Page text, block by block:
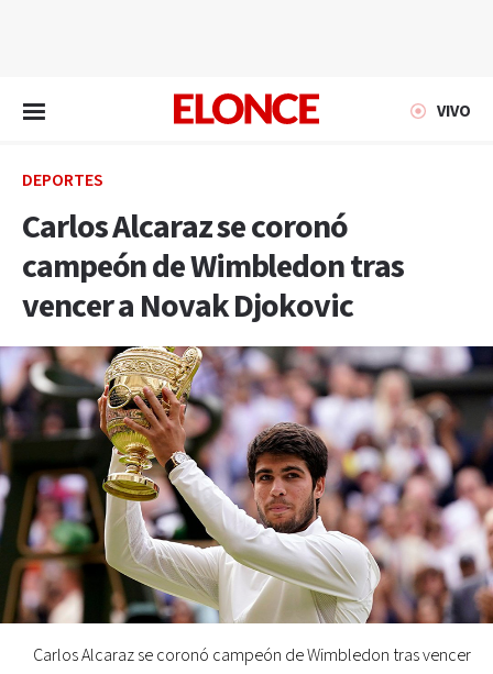
VIVO
DEPORTES
Carlos Alcaraz se coronó
campeón de Wimbledon tras
vencer a Novak Djokovic
Carlos Alcaraz se coronó campeón de Wimbledon tras vencer